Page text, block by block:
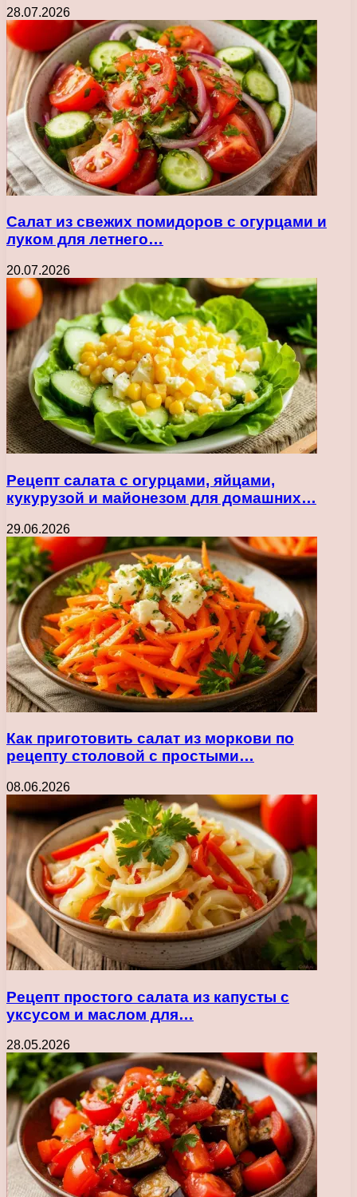
28.07.2026
Салат из свежих помидоров с огурцами и
луком для летнего…
20.07.2026
Рецепт салата с огурцами, яйцами,
кукурузой и майонезом для домашних…
29.06.2026
Как приготовить салат из моркови по
рецепту столовой с простыми…
08.06.2026
Рецепт простого салата из капусты с
уксусом и маслом для…
28.05.2026